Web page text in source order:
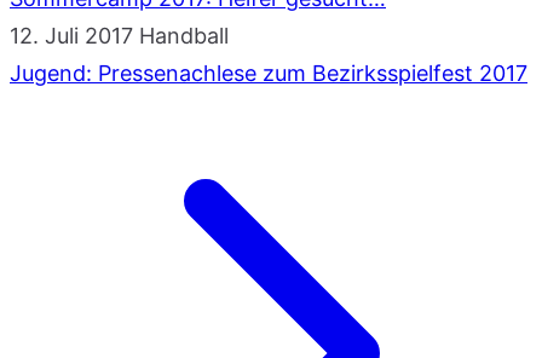
12. Juli 2017 Handball
Jugend: Pressenachlese zum Bezirksspielfest 2017